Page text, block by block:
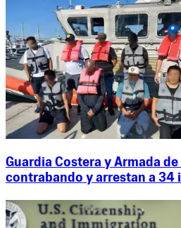
Guardia Costera y Armada
contrabando y arrestan a 34